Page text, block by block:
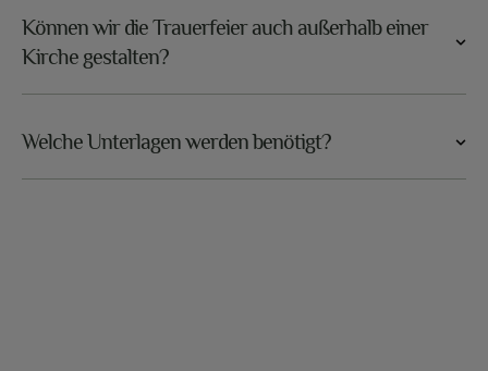
Können wir die Trauerfeier auch außerhalb einer
Kirche gestalten?
Welche Unterlagen werden benötigt?